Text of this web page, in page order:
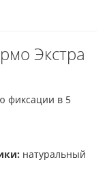
Экстра
фиксации в 5
натуральный